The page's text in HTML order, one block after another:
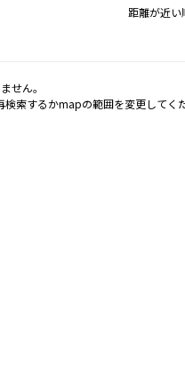
距離が近い
せん。
検索するかmapの範囲を変更してく